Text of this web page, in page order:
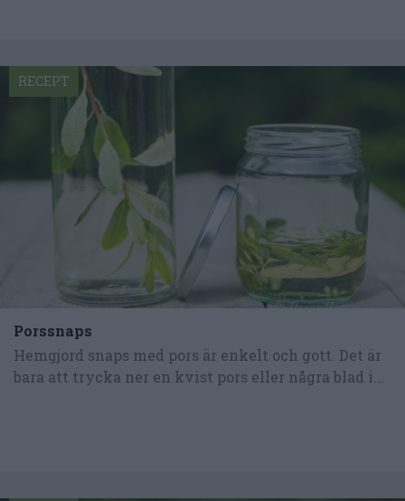
Porssnaps
Hemgjord snaps med pors är enkelt och gott. Det är
bara att trycka ner en kvist pors eller några blad i...
RECEPT